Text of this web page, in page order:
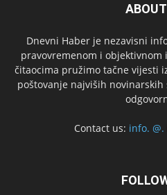
Dnevni Haber je nezavisni
pravovremenom i objektivnom
čitaocima pružimo tačne vijesti
poštovanje najviših novinarskih
Contact us: info.